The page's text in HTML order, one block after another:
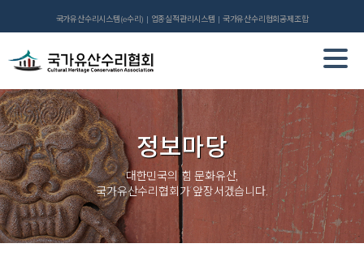
국가유산수리시스템(e수리) 업종실적관리시스템 국가유산수리협회공제조합
정보마당
대한민국의 힘 문화유산,
국가유산수리협회가 앞장서겠습니다.